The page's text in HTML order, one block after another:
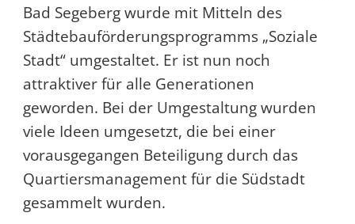
Bad Segeberg wurde mit Mitteln des
Städtebauförderungsprogramms „Soziale
Stadt“ umgestaltet. Er ist nun noch
attraktiver für alle Generationen
geworden. Bei der Umgestaltung wurden
viele Ideen umgesetzt, die bei einer
vorausgegangen Beteiligung durch das
Quartiersmanagement für die Südstadt
gesammelt wurden.